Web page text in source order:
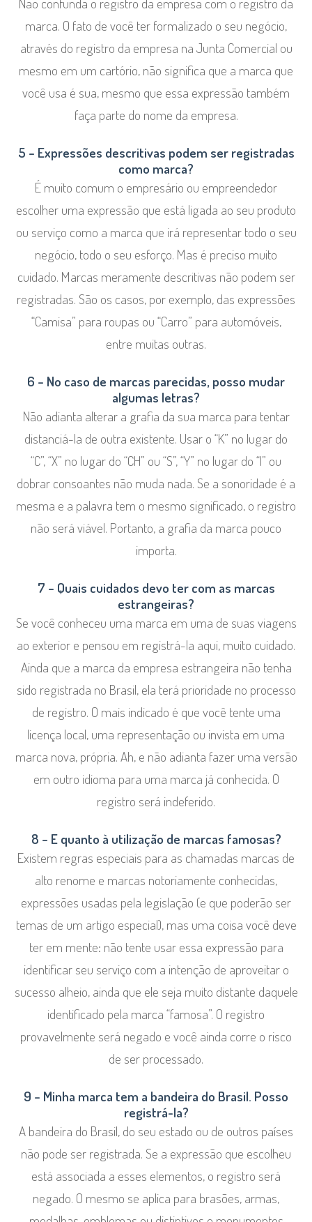
marca. O fato de você ter formalizado o seu negócio,
através do registro da empresa na Junta Comercial ou
mesmo em um cartório, não significa que a marca que
você usa é sua, mesmo que essa expressão também
faça parte do nome da empresa.
5 – Expressões descritivas podem ser registradas
como marca?
É muito comum o empresário ou empreendedor
escolher uma expressão que está ligada ao seu produto
ou serviço como a marca que irá representar todo o seu
negócio, todo o seu esforço. Mas é preciso muito
cuidado. Marcas meramente descritivas não podem ser
registradas. São os casos, por exemplo, das expressões
“Camisa” para roupas ou “Carro” para automóveis,
entre muitas outras.
6 – No caso de marcas parecidas, posso mudar
algumas letras?
Não adianta alterar a grafia da sua marca para tentar
distanciá-la de outra existente. Usar o “K” no lugar do
“C”, “X” no lugar do “CH” ou “S”, “Y” no lugar do “I” ou
dobrar consoantes não muda nada. Se a sonoridade é a
mesma e a palavra tem o mesmo significado, o registro
não será viável. Portanto, a grafia da marca pouco
importa.
7 – Quais cuidados devo ter com as marcas
estrangeiras?
Se você conheceu uma marca em uma de suas viagens
ao exterior e pensou em registrá-la aqui, muito cuidado.
Ainda que a marca da empresa estrangeira não tenha
sido registrada no Brasil, ela terá prioridade no processo
de registro. O mais indicado é que você tente uma
licença local, uma representação ou invista em uma
marca nova, própria. Ah, e não adianta fazer uma versão
em outro idioma para uma marca já conhecida. O
registro será indeferido.
8 – E quanto à utilização de marcas famosas?
Existem regras especiais para as chamadas marcas de
alto renome e marcas notoriamente conhecidas,
expressões usadas pela legislação (e que poderão ser
temas de um artigo especial), mas uma coisa você deve
ter em mente: não tente usar essa expressão para
identificar seu serviço com a intenção de aproveitar o
sucesso alheio, ainda que ele seja muito distante daquele
identificado pela marca “famosa”. O registro
provavelmente será negado e você ainda corre o risco
de ser processado.
9 – Minha marca tem a bandeira do Brasil. Posso
registrá-la?
A bandeira do Brasil, do seu estado ou de outros países
não pode ser registrada. Se a expressão que escolheu
está associada a esses elementos, o registro será
negado. O mesmo se aplica para brasões, armas,